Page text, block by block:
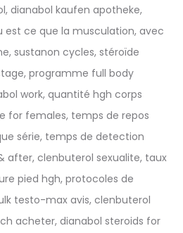
dianabol kaufen apotheke,
est ce que la musculation, avec
sustanon cycles, stéroïde
programme full body
work, quantité hgh corps
for females, temps de repos
série, temps de detection
after, clenbuterol sexualite, taux
pied hgh, protocoles de
testo-max avis, clenbuterol
acheter, dianabol steroids for